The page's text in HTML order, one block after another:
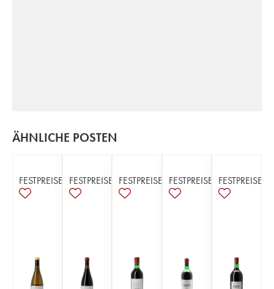
ÄHNLICHE POSTEN
FESTPREISE FESTPREISE FESTPREISE FESTPREISE FESTPREISE